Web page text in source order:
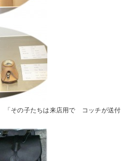
その子たちは来店用で コッチが送付